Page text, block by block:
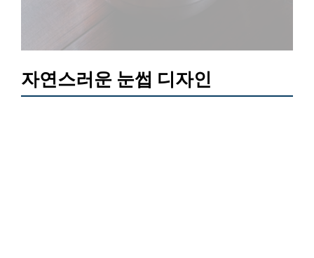
자연스러운 눈썹 디자인